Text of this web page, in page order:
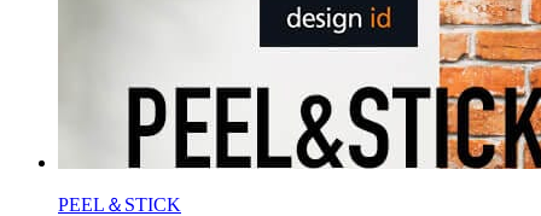
PEEL＆STICK